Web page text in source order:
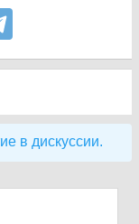
в дискуссии.